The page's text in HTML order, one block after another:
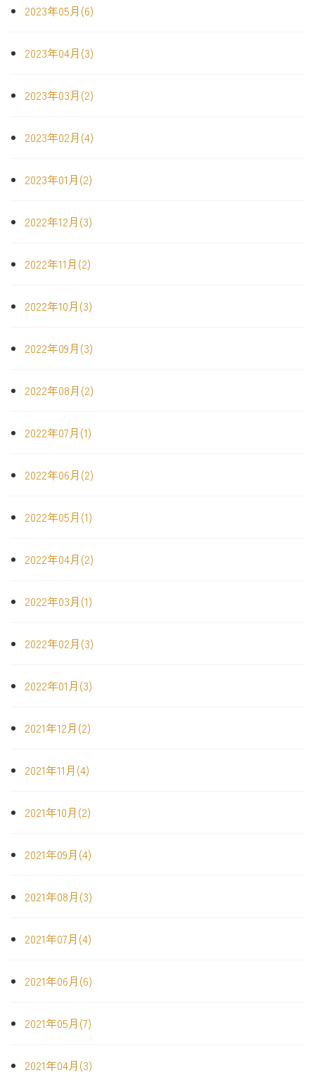
2023年05月(6)
2023年04月(3)
2023年03月(2)
2023年02月(4)
2023年01月(2)
2022年12月(3)
2022年11月(2)
2022年10月(3)
2022年09月(3)
2022年08月(2)
2022年07月(1)
2022年06月(2)
2022年05月(1)
2022年04月(2)
2022年03月(1)
2022年02月(3)
2022年01月(3)
2021年12月(2)
2021年11月(4)
2021年10月(2)
2021年09月(4)
2021年08月(3)
2021年07月(4)
2021年06月(6)
2021年05月(7)
2021年04月(3)